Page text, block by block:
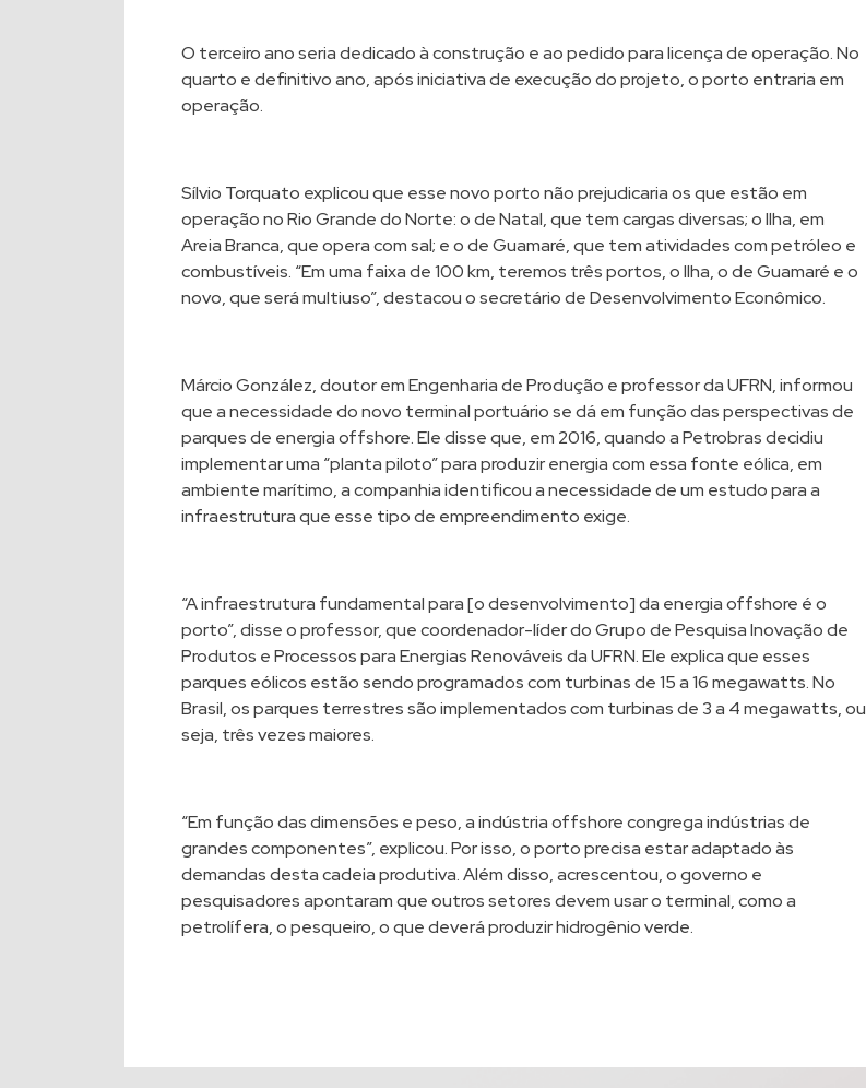
O terceiro ano seria dedicado à construção e ao pedido para licença de operação. No
quarto e definitivo ano, após iniciativa de execução do projeto, o porto entraria em
operação.
Sílvio Torquato explicou que esse novo porto não prejudicaria os que estão em
operação no Rio Grande do Norte: o de Natal, que tem cargas diversas; o Ilha, em
Areia Branca, que opera com sal; e o de Guamaré, que tem atividades com petróleo e
combustíveis. “Em uma faixa de 100 km, teremos três portos, o Ilha, o de Guamaré e o
novo, que será multiuso”, destacou o secretário de Desenvolvimento Econômico.
Márcio González, doutor em Engenharia de Produção e professor da UFRN, informou
que a necessidade do novo terminal portuário se dá em função das perspectivas de
parques de energia offshore. Ele disse que, em 2016, quando a Petrobras decidiu
implementar uma “planta piloto” para produzir energia com essa fonte eólica, em
ambiente marítimo, a companhia identificou a necessidade de um estudo para a
infraestrutura que esse tipo de empreendimento exige.
“A infraestrutura fundamental para [o desenvolvimento] da energia offshore é o
porto”, disse o professor, que coordenador-líder do Grupo de Pesquisa Inovação de
Produtos e Processos para Energias Renováveis da UFRN. Ele explica que esses
parques eólicos estão sendo programados com turbinas de 15 a 16 megawatts. No
Brasil, os parques terrestres são implementados com turbinas de 3 a 4 megawatts, ou
seja, três vezes maiores.
“Em função das dimensões e peso, a indústria offshore congrega indústrias de
grandes componentes”, explicou. Por isso, o porto precisa estar adaptado às
demandas desta cadeia produtiva. Além disso, acrescentou, o governo e
pesquisadores apontaram que outros setores devem usar o terminal, como a
petrolífera, o pesqueiro, o que deverá produzir hidrogênio verde.